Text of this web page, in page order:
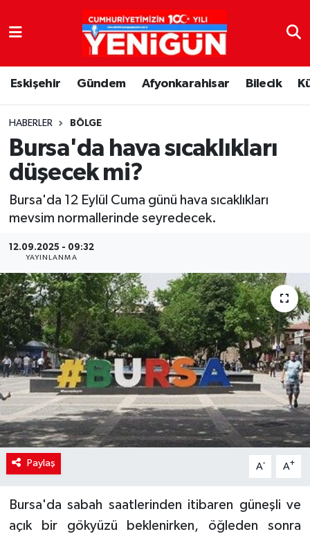
Eskişehir Gündem Afyonkarahisar Bilecik
HABERLER BÖLGE
Bursa'da hava sıcaklıkları
düşecek mi?
Bursa'da 12 Eylül Cuma günü hava sıcaklıkları
mevsim normallerinde seyredecek.
12.09.2025 - 09:32
YAYINLANMA
Paylaş A- A+
Bursa'da sabah saatlerinden itibaren güneşli ve
açık bir gökyüzü beklenirken, öğleden sonra
Nöbetçi Eczaneler
Hava Durumu
Trafik Durumu
Süper Lig Puan Durumu ve Fikstür
Tüm Manşetler